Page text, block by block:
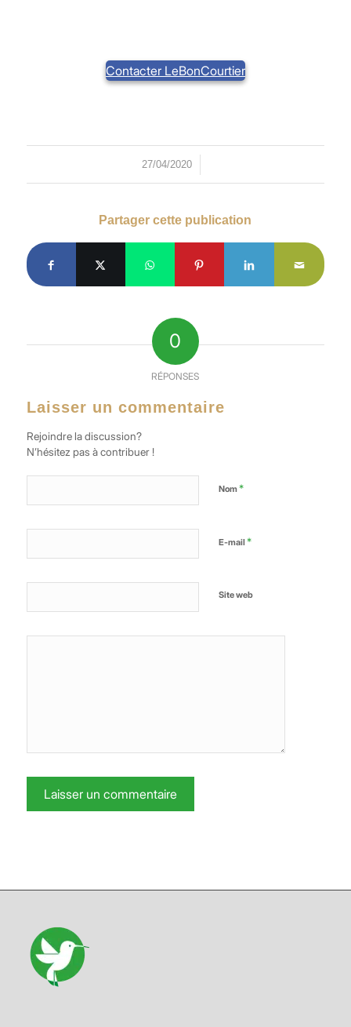
Contacter LeBonCourtier
27/04/2020
/
Partager cette publication
0
RÉPONSES
Laisser un commentaire
Rejoindre la discussion?
N’hésitez pas à contribuer !
Nom*
E-mail*
Site web